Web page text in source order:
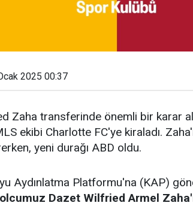
2025 00:37
Zaha transferinde önemli bir karar
ekibi Charlotte FC'ye kiraladı.
yeni durağı ABD oldu.
Aydınlatma Platformu'na (KAP)
Dazet Wilfried Armel